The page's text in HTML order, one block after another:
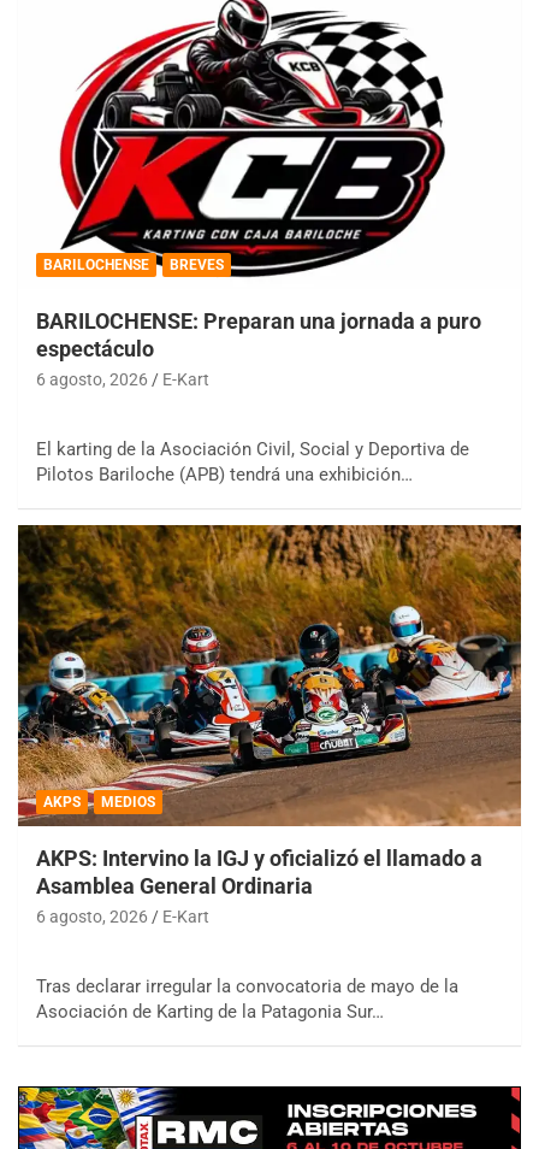
BARILOCHENSE BREVES
BARILOCHENSE: Preparan una jornada a puro
espectáculo
6 agosto, 2026 E-Kart
El karting de la Asociación Civil, Social y Deportiva de
Pilotos Bariloche (APB) tendrá una exhibición…
AKPS MEDIOS
AKPS: Intervino la IGJ y oficializó el llamado a
Asamblea General Ordinaria
6 agosto, 2026 E-Kart
Tras declarar irregular la convocatoria de mayo de la
Asociación de Karting de la Patagonia Sur…